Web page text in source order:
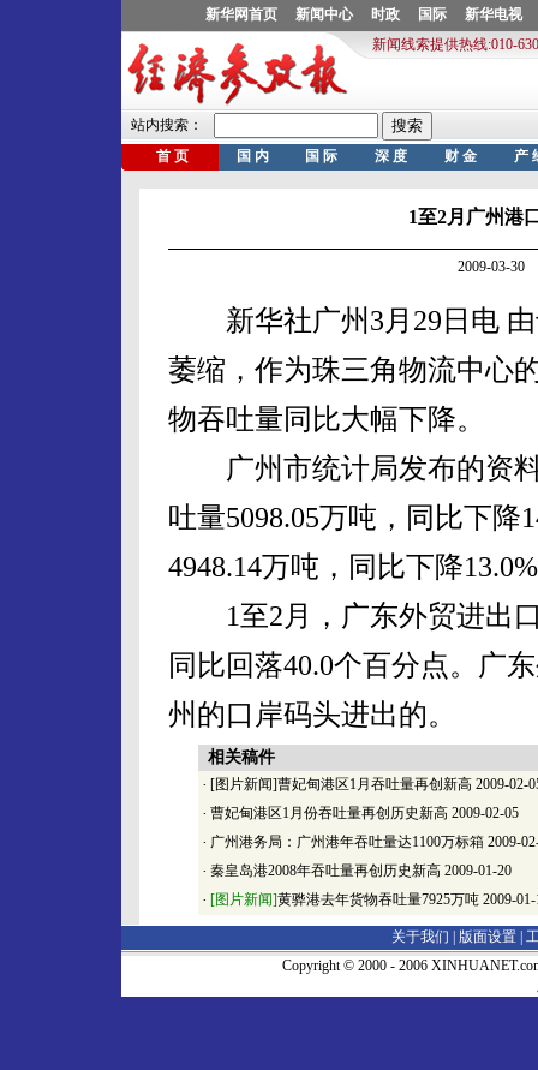
1至2月广州港
2009-03-30
新华社广州3月29日电 由
萎缩，作为珠三角物流中心
物吞吐量同比大幅下降。
广州市统计局发布的资料
吐量5098.05万吨，同比下
4948.14万吨，同比下降
1至2月，广东外贸进出口
同比回落40.0个百分点。广
州的口岸码头进出的。
相关稿件
· [图片新闻]曹妃甸港区1月吞吐量再创新高 2009-02-
· 曹妃甸港区1月份吞吐量再创历史新高 2009-02-05
· 广州港务局：广州港年吞吐量达1100万标箱 2009-
· 秦皇岛港2008年吞吐量再创历史新高 2009-01-20
· [图片新闻]黄骅港去年货物吞吐量7925万吨 2009-01-
关于我们 | 版面设置
Copyright © 2000 - 2006